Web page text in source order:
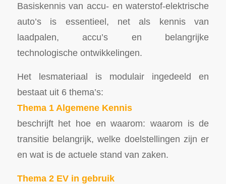
Basiskennis van accu- en waterstof-elektrische
auto’s is essentieel, net als kennis van
laadpalen, accu’s en belangrijke
technologische ontwikkelingen.
Het lesmateriaal is modulair ingedeeld en
bestaat uit 6 thema’s:
Thema 1 Algemene Kennis
beschrijft het hoe en waarom: waarom is de
transitie belangrijk, welke doelstellingen zijn er
en wat is de actuele stand van zaken.
Thema 2 EV in gebruik